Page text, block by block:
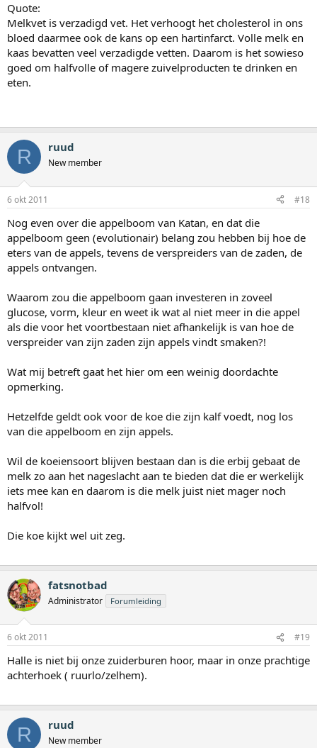
Quote:
Melkvet is verzadigd vet. Het verhoogt het cholesterol in ons
bloed daarmee ook de kans op een hartinfarct. Volle melk en
kaas bevatten veel verzadigde vetten. Daarom is het sowieso
goed om halfvolle of magere zuivelproducten te drinken en
eten.
R ruud
New member
6 okt 2011 #18
Nog even over die appelboom van Katan, en dat die
appelboom geen (evolutionair) belang zou hebben bij hoe de
eters van de appels, tevens de verspreiders van de zaden, de
appels ontvangen.
Waarom zou die appelboom gaan investeren in zoveel
glucose, vorm, kleur en weet ik wat al niet meer in die appel
als die voor het voortbestaan niet afhankelijk is van hoe de
verspreider van zijn zaden zijn appels vindt smaken?!
Wat mij betreft gaat het hier om een weinig doordachte
opmerking.
Hetzelfde geldt ook voor de koe die zijn kalf voedt, nog los
van die appelboom en zijn appels.
Wil de koeiensoort blijven bestaan dan is die erbij gebaat de
melk zo aan het nageslacht aan te bieden dat die er werkelijk
iets mee kan en daarom is die melk juist niet mager noch
halfvol!
Die koe kijkt wel uit zeg.
fatsnotbad
Administrator Forumleiding
6 okt 2011 #19
Halle is niet bij onze zuiderburen hoor, maar in onze prachtige
achterhoek ( ruurlo/zelhem).
R ruud
New member